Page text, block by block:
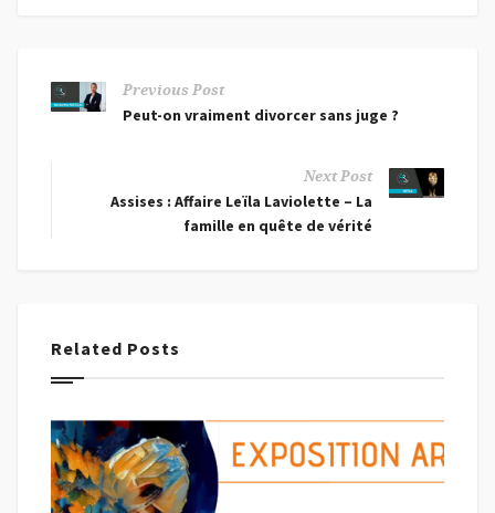
Previous Post
Peut-on vraiment divorcer sans juge ?
Next Post
Assises : Affaire Leïla Laviolette – La
famille en quête de vérité
Related Posts